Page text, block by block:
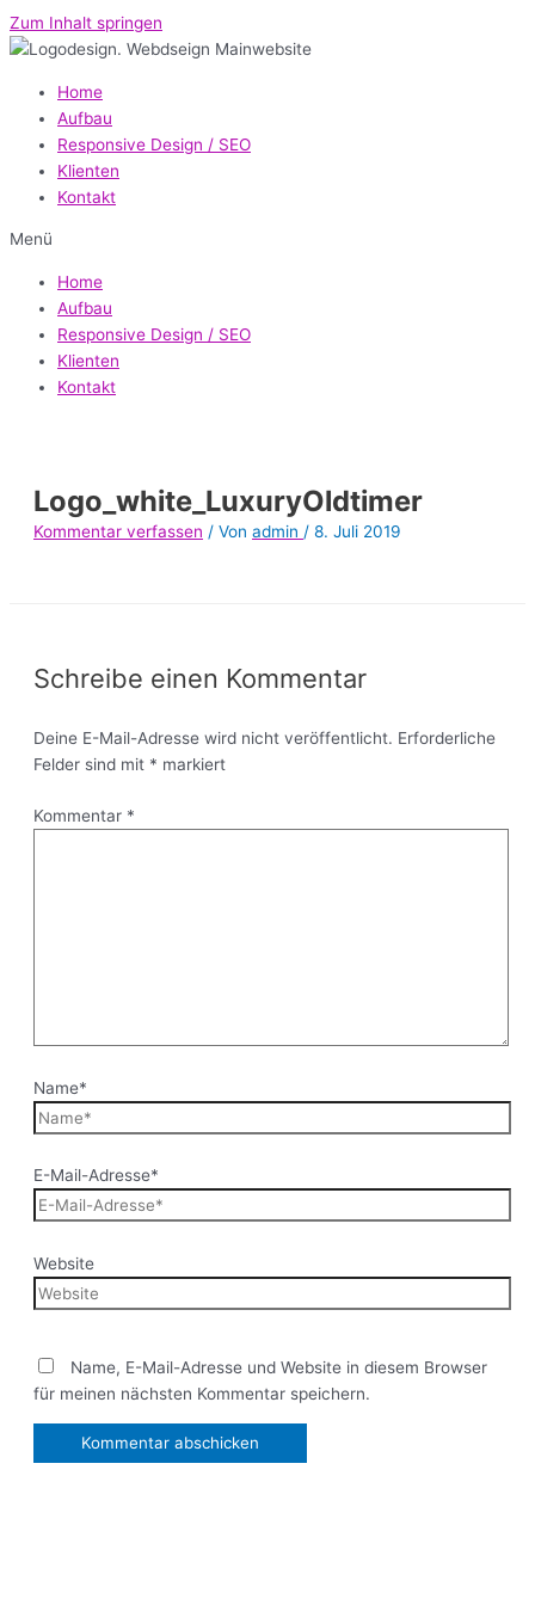
Zum Inhalt springen
Home
Aufbau
Responsive Design / SEO
Klienten
Kontakt
Menü
Home
Aufbau
Responsive Design / SEO
Klienten
Kontakt
Logo_white_LuxuryOldtimer
Kommentar verfassen / Von admin / 8. Juli 2019
Schreibe einen Kommentar
Deine E-Mail-Adresse wird nicht veröffentlicht. Erforderliche
Felder sind mit * markiert
Kommentar *
Name*
E-Mail-Adresse*
Website
Name, E-Mail-Adresse und Website in diesem Browser
für meinen nächsten Kommentar speichern.